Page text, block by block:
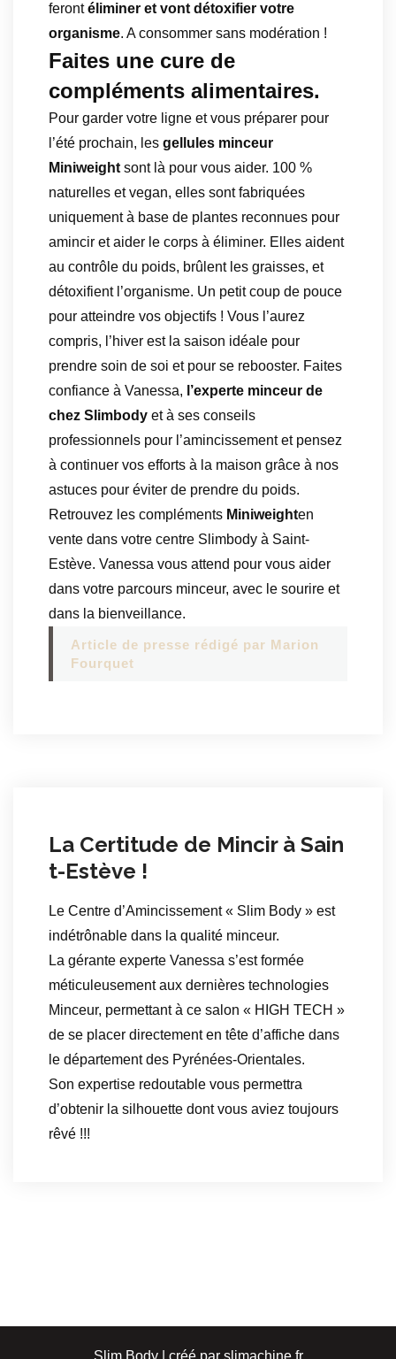
ferontéliminer et vont détoxifier votre
organisme. A consommer sans modération !
Faites une cure de
compléments alimentaires.
Pour garder votre ligne et vous préparer pour
l’été prochain, les gellules minceur
Miniweight sont là pour vous aider. 100 %
naturelles et vegan, elles sont fabriquées
uniquement à base de plantes reconnues pour
amincir et aider le corps à éliminer. Elles aident
au contrôle du poids, brûlent les graisses, et
détoxifient l’organisme. Un petit coup de pouce
pour atteindre vos objectifs ! Vous l’aurez
compris, l’hiver est la saison idéale pour
prendre soin de soi et pour se rebooster. Faites
confiance à Vanessa, l’experte minceur de
chez Slimbody et à ses conseils
professionnels pour l’amincissement et pensez
à continuer vos efforts à la maison grâce à nos
astuces pour éviter de prendre du poids.
Retrouvez les compléments Miniweighten
vente dans votre centre Slimbody à Saint-
Estève. Vanessa vous attend pour vous aider
dans votre parcours minceur, avec le sourire et
dans la bienveillance.
Article de presse rédigé par Marion
Fourquet
La Certitude de Mincir à Sain
t-Estève !
Le Centre d’Amincissement « Slim Body » est
indétrônable dans la qualité minceur.
La gérante experte Vanessa s’est formée
méticuleusement aux dernières technologies
Minceur, permettant à ce salon « HIGH TECH »
de se placer directement en tête d’affiche dans
le département des Pyrénées-Orientales.
Son expertise redoutable vous permettra
d’obtenir la silhouette dont vous aviez toujours
rêvé !!!